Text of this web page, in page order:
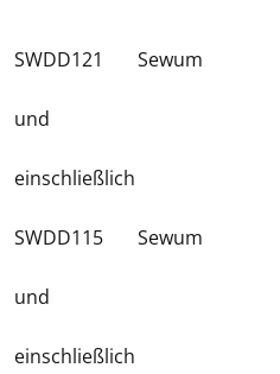
SWDD121 Sewum
und
einschließlich
SWDD115 Sewum
und
einschließlich